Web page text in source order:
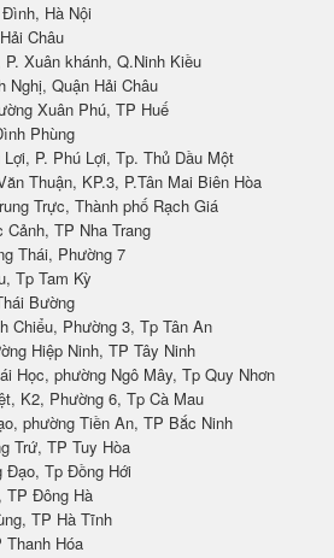
Hà Nội
Châu
Xuân khánh, Q.Ninh Kiều
Nghị, Quận Hải Châu
Xuân Phú, TP Huế
Phùng
P. Phú Lợi, Tp. Thủ Dầu Một
Thuận, KP.3, P.Tân Mai Biên Hòa
Trực, Thành phố Rạch Giá
TP Nha Trang
Thái, Phường 7
Tp Tam Kỳ
Bường
Chiểu, Phường 3, Tp Tân An
Hiệp Ninh, TP Tây Ninh
Học, phường Ngô Mây, Tp Quy Nhơn
K2, Phường 6, Tp Cà Mau
phường Tiền An, TP Bắc Ninh
Trứ, TP Tuy Hòa
Đạo, Tp Đồng Hới
TP Đông Hà
TP Hà Tĩnh
Thanh Hóa